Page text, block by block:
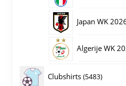
Japan WK
Algerije WK
Clubshirts 54835483